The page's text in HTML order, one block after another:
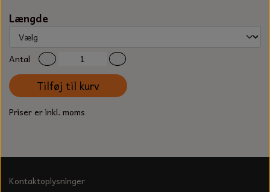
Længde
Antal
Tilføj til kurv
Priser er inkl. moms
Kontaktoplysninger